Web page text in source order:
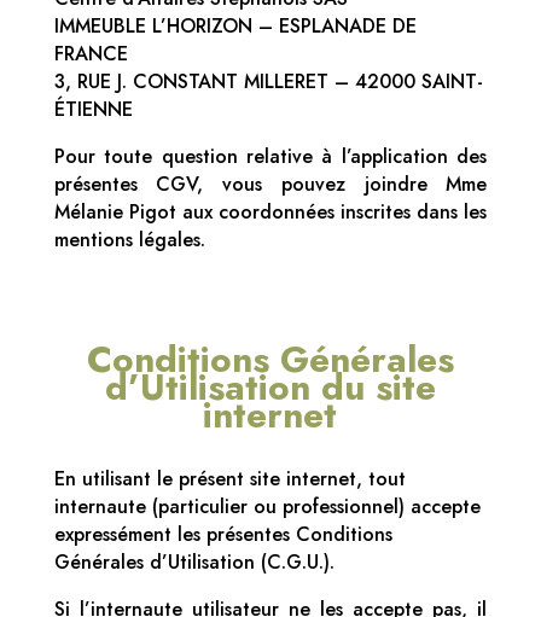
IMMEUBLE L’HORIZON – ESPLANADE DE
FRANCE
3, RUE J. CONSTANT MILLERET – 42000 SAINT-
ÉTIENNE
Pour toute question relative à l’application des
présentes CGV, vous pouvez joindre Mme
Mélanie Pigot aux coordonnées inscrites dans les
mentions légales.
Conditions Générales
d’Utilisation du site
internet
En utilisant le présent site internet, tout
internaute (particulier ou professionnel) accepte
expressément les présentes Conditions
Générales d’Utilisation (C.G.U.).
Si l’internaute utilisateur ne les accepte pas, il